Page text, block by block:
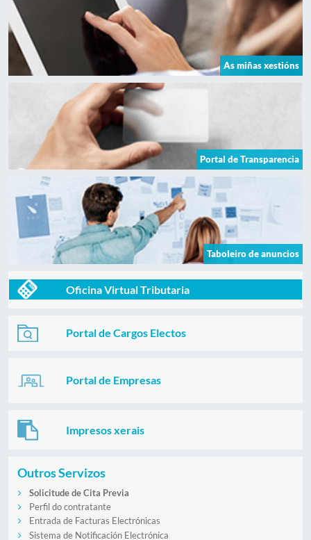
As miñas xestións
Portal de Transparencia
Taboleiro de anuncios
Oficina Virtual Tributaria
Portal de Cargos Electos
Portal de Empresas
Impresos xerais
Outros Servizos
Solicitude de Cita Previa
Perfil do contratante
Entrada de Facturas Electrónicas
Sistema de Notificación Electrónica